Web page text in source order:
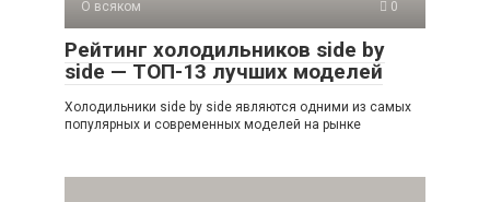
О всяком 0
Рейтинг холодильников side by
side — ТОП-13 лучших моделей
Холодильники side by side являются одними из самых
популярных и современных моделей на рынке